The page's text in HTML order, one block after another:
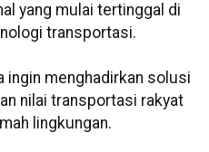
yang mulai tertinggal di
transportasi.
ingin menghadirkan solusi
nilai transportasi rakyat
lingkungan.